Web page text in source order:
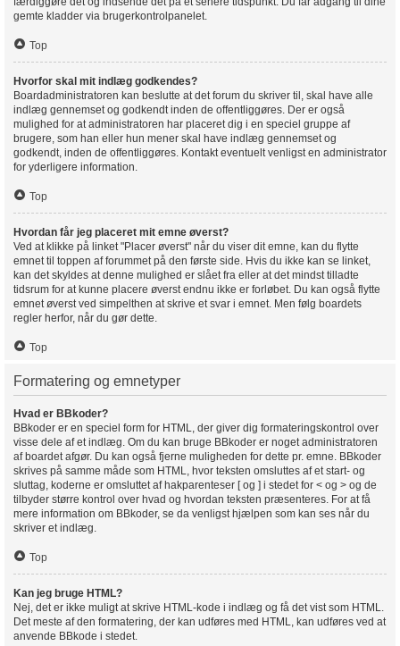
gemte kladder via brugerkontrolpanelet.
Top
Hvorfor skal mit indlæg godkendes?
Boardadministratoren kan beslutte at det forum du skriver til, skal have alle
indlæg gennemset og godkendt inden de offentliggøres. Der er også
mulighed for at administratoren har placeret dig i en speciel gruppe af
brugere, som han eller hun mener skal have indlæg gennemset og
godkendt, inden de offentliggøres. Kontakt eventuelt venligst en administrator
for yderligere information.
Top
Hvordan får jeg placeret mit emne øverst?
Ved at klikke på linket "Placer øverst" når du viser dit emne, kan du flytte
emnet til toppen af forummet på den første side. Hvis du ikke kan se linket,
kan det skyldes at denne mulighed er slået fra eller at det mindst tilladte
tidsrum for at kunne placere øverst endnu ikke er forløbet. Du kan også flytte
emnet øverst ved simpelthen at skrive et svar i emnet. Men følg boardets
regler herfor, når du gør dette.
Top
Formatering og emnetyper
Hvad er BBkoder?
BBkoder er en speciel form for HTML, der giver dig formateringskontrol over
visse dele af et indlæg. Om du kan bruge BBkoder er noget administratoren
af boardet afgør. Du kan også fjerne muligheden for dette pr. emne. BBkoder
skrives på samme måde som HTML, hvor teksten omsluttes af et start- og
sluttag, koderne er omsluttet af hakparenteser [ og ] i stedet for < og > og de
tilbyder større kontrol over hvad og hvordan teksten præsenteres. For at få
mere information om BBkoder, se da venligst hjælpen som kan ses når du
skriver et indlæg.
Top
Kan jeg bruge HTML?
Nej, det er ikke muligt at skrive HTML-kode i indlæg og få det vist som HTML.
Det meste af den formatering, der kan udføres med HTML, kan udføres ved at
anvende BBkode i stedet.